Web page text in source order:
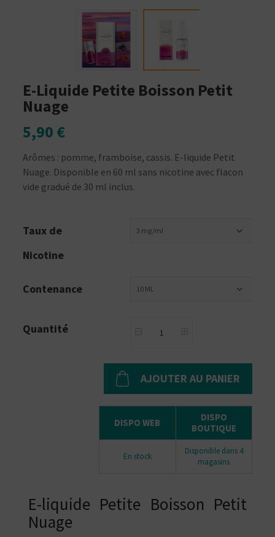
E-Liquide Petite Boisson Petit
Nuage
5,90 €
Arômes : pomme, framboise, cassis. E-liquide Petit
Nuage. Disponible en 60 ml sans nicotine avec flacon
vide gradué de 30 ml inclus.
Taux de
Nicotine
3 mg/ml
Contenance 10 ML
Quantité
AJOUTER AU PANIER
DISPO WEB
DISPO
BOUTIQUE
En stock
Disponible dans 4
magasins
E-liquide Petite Boisson Petit
Nuage